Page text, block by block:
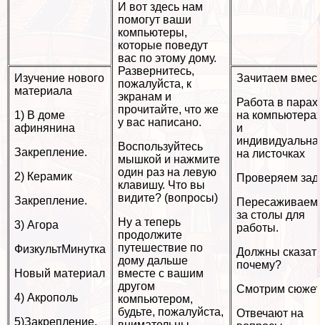
И вот здесь нам
помогут ваши
компьютеры,
которые поведут
вас по этому дому.
Развернитесь,
пожалуйста, к
экранам и
прочитайте, что же
у вас написано.
Воспользуйтесь
мышкой и нажмите
один раз на левую
клавишу. Что вы
видите? (вопросы)
Ну а теперь
продолжите
путешествие по
дому дальше
вместе с вашим
другом
компьютером,
будьте, пожалуйста,
Изучение нового
материала
1) В доме
афинянина
Закрепление.
2) Керамик
Закрепление.
3) Агора
ФизкультМинутка
Новый материал
4) Акрополь
5)Закрепление.
Зачитаем
Работа в парах
на
и
на листочках
Проверяем
за столы для
работы.
Должны
почему?
Смотрим
Отвечают на